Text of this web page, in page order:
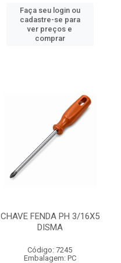
Faça seu login ou
cadastre-se para
ver preços e
comprar
CHAVE FENDA PH 3/16X5
DISMA
Código: 7245
Embalagem: PC